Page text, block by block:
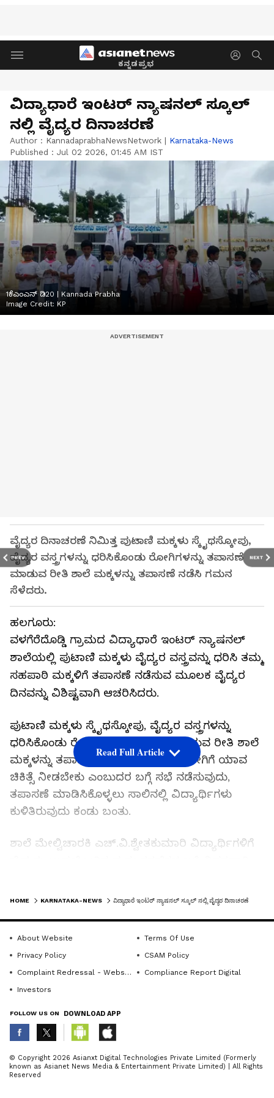
ಕನ್ನಡಪ್ರಭ
PREV NEXT
ವಿದ್ಯಾಧಾರೆ ಇಂಟರ್ ನ್ಯಾಷನಲ್ ಸ್ಕೂಲ್
ನಲ್ಲಿ ವೈದ್ಯರ ದಿನಾಚರಣೆ
Author : KannadaprabhaNewsNetwork | Karnataka-News
Published : Jul 02 2026, 01:45 AM IST
1ಕೆಎಂಎನ್ ಡಿ20 | Kannada Prabha
Image Credit: KP
ವೈದ್ಯರ ದಿನಾಚರಣೆ ನಿಮಿತ್ತ ಪುಟಾಣಿ ಮಕ್ಕಳು ಸ್ಕೈಥಸ್ಕೋಪು,
ವೈದ್ಯರ ವಸ್ತ್ರಗಳನ್ನು ಧರಿಸಿಕೊಂಡು ರೋಗಿಗಳನ್ನು ತಪಾಸಣೆ
ಮಾಡುವ ರೀತಿ ಶಾಲೆ ಮಕ್ಕಳನ್ನು ತಪಾಸಣೆ ನಡೆಸಿ ಗಮನ
ಸೆಳೆದರು.
ಹಲಗೂರು:
ವಳಗೆರೆದೊಡ್ಡಿ ಗ್ರಾಮದ ವಿದ್ಯಾಧಾರೆ ಇಂಟರ್ ನ್ಯಾಷನಲ್
ಶಾಲೆಯಲ್ಲಿ ಪುಟಾಣಿ ಮಕ್ಕಳು ವೈದ್ಯರ ವಸ್ತ್ರವನ್ನು ಧರಿಸಿ ತಮ್ಮ
ಸಹಪಾಠಿ ಮಕ್ಕಳಿಗೆ ತಪಾಸಣೆ ನಡೆಸುವ ಮೂಲಕ ವೈದ್ಯರ
ದಿನವನ್ನು ವಿಶಿಷ್ಟವಾಗಿ ಆಚರಿಸಿದರು.
ಪುಟಾಣಿ ಮಕ್ಕಳು ಸ್ಕೈಥಸ್ಕೋಪು, ವೈದ್ಯರ ವಸ್ತ್ರಗಳನ್ನು
ಧರಿಸಿಕೊಂಡು ರೋಗಿಗಳನ್ನು ತಪಾಸಣೆ ಮಾಡುವ ರೀತಿ ಶಾಲೆ
ಮಕ್ಕಳನ್ನು ತಪಾಸಣೆ ನಡೆಸಿದರು. ಯಾವ ರೋಗಿಗೆ ಯಾವ
ಚಿಕಿತ್ಸೆ ನೀಡಬೇಕು ಎಂಬುದರ ಬಗ್ಗೆ ಸಭೆ ನಡೆಸುವುದು,
ತಪಾಸಣೆ ಮಾಡಿಸಿಕೊಳ್ಳಲು ಸಾಲಿನಲ್ಲಿ ವಿದ್ಯಾರ್ಥಿಗಳು
ಕುಳಿತಿರುವುದು ಕಂಡು ಬಂತು.
ಶಾಲೆ ಮೇಲ್ವಿಚಾರಕಿ ಎಚ್‌.ವಿ.ಶ್ವೇತಕುಮಾರಿ ವಿದ್ಯಾರ್ಥಿಗಳಿಗೆ
ಮುಖ್ಯಮಂತ್ರಿ ಡಾ.ಬಿಂದನ್ ಚಂದ್ರ ರಾಯ್ ಸ್ಮರಣಾರ್ಥ
ಅವರ ಹುಟ್ಟಿದ ದಿನವನ್ನು ವೈದ್ಯರ ದಿನವಾಗಿ ಆಚರಿಸುತ್ತೇವೆ
ಈ ವೇಳೆ ಶಾಲೆ ಸಂಸ್ಥಾಪಕ ಎಚ್.ವಿ.ಅಶ್ವಿನ್ ಕುಮಾರ್
ಸೇರಿದಂತೆ ಶಾಲೆ ಶಿಕ್ಷಕವೃಂದ ಇದ್ದರು.
Read Full Article
ABOUT THE AUTHOR
K KannadaprabhaNewsNetwork
HOME KARNATAKA-NEWS ವಿದ್ಯಾಧಾರೆ ಇಂಟರ್ ನ್ಯಾಷನಲ್ ಸ್ಕೂಲ್ ನಲ್ಲಿ ವೈದ್ಯರ ದಿನಾಚರಣೆ
About Website
Terms Of Use
Privacy Policy
CSAM Policy
Complaint Redressal - Website
Compliance Report Digital
Investors
FOLLOW US ON DOWNLOAD APP
© Copyright 2026 Asianxt Digital Technologies Private Limited (Formerly
known as Asianet News Media & Entertainment Private Limited) | All Rights
Reserved